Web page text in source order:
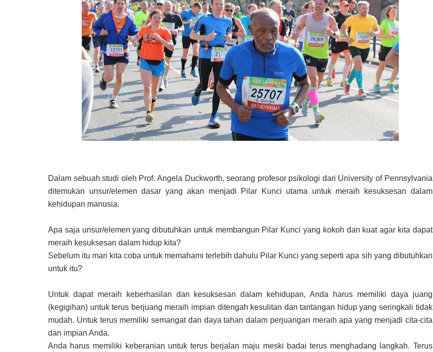
Dalam sebuah studi oleh Prof. Angela Duckworth, seorang profesor psikologi dari University of Pennsylvania
ditemukan unsur/elemen dasar yang akan menjadi Pilar Kunci utama untuk meraih kesuksesan dalam
kehidupan manusia.
Apa saja unsur/elemen yang dibutuhkan untuk membangun Pilar Kunci yang kokoh dan kuat agar kita dapat
meraih kesuksesan dalam hidup kita?
Sebelum itu mari kita coba untuk memahami terlebih dahulu Pilar Kunci yang seperti apa sih yang dibutuhkan
untuk itu?
Untuk dapat meraih keberhasilan dan kesuksesan dalam kehidupan, Anda harus memiliki daya juang
(kegigihan) untuk terus berjuang meraih impian ditengah kesulitan dan tantangan hidup yang seringkali tidak
mudah. Untuk terus memiliki semangat dan daya tahan dalam perjuangan meraih apa yang menjadi cita-cita
dan impian Anda.
Anda harus memiliki keberanian untuk terus berjalan maju meski badai terus menghadang langkah. Terus